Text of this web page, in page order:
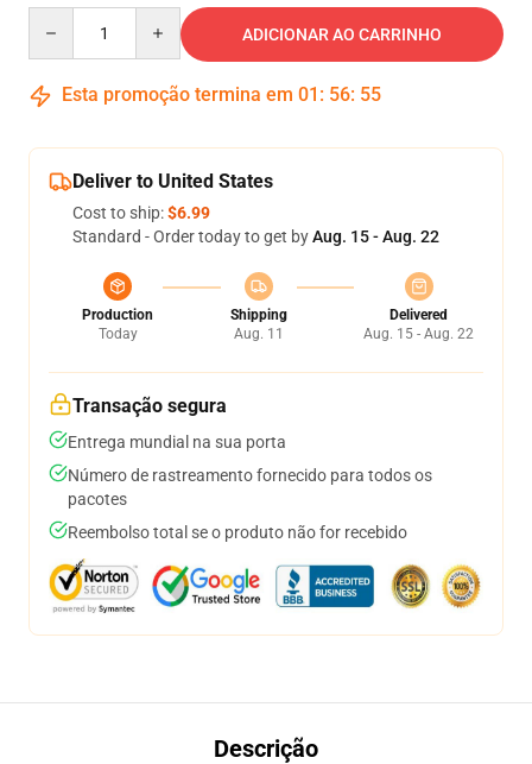
ADICIONAR AO CARRINHO
Esta promoção termina em 01 : 56: 54
Deliver to United States
Cost to ship:$6.99
Standard - Order today to get byAug. 15 - Aug. 22
Production
Today
Shipping
Aug. 11
Delivered
Aug. 15 - Aug. 22
Transação segura
Entrega mundial na sua porta
Número de rastreamento fornecido para todos os
pacotes
Reembolso total se o produto não for recebido
Descrição